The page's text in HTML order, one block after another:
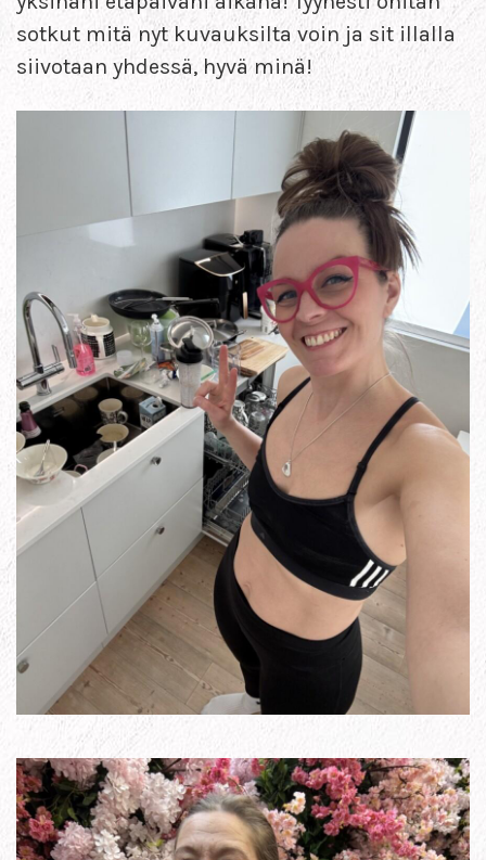
sotkut mitä nyt kuvauksilta voin ja sit illalla
siivotaan yhdessä, hyvä minä!